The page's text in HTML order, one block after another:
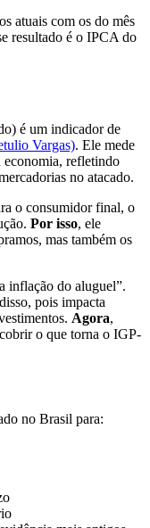
atuais com os do mês
resultado é o IPCA do
é um indicador de
Vargas). Ele mede
economia, refletindo
no atacado.
o consumidor final, o
Por isso, ele
mas também os
inflação do aluguel”.
pois impacta
Agora,
o que torna o IGP-
no Brasil para: